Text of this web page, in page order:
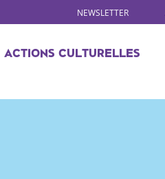
NEWSLETTER
ACTIONS CULTURELLES